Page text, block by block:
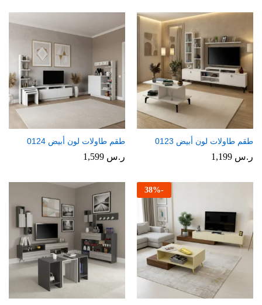
طقم طاولات لون أبيض 0123
ر.س
طقم طاولات لون أبيض 0124
ر.س
-
38%